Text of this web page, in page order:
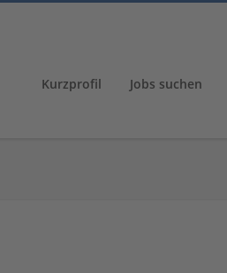
Kurzprofil Jobs suchen